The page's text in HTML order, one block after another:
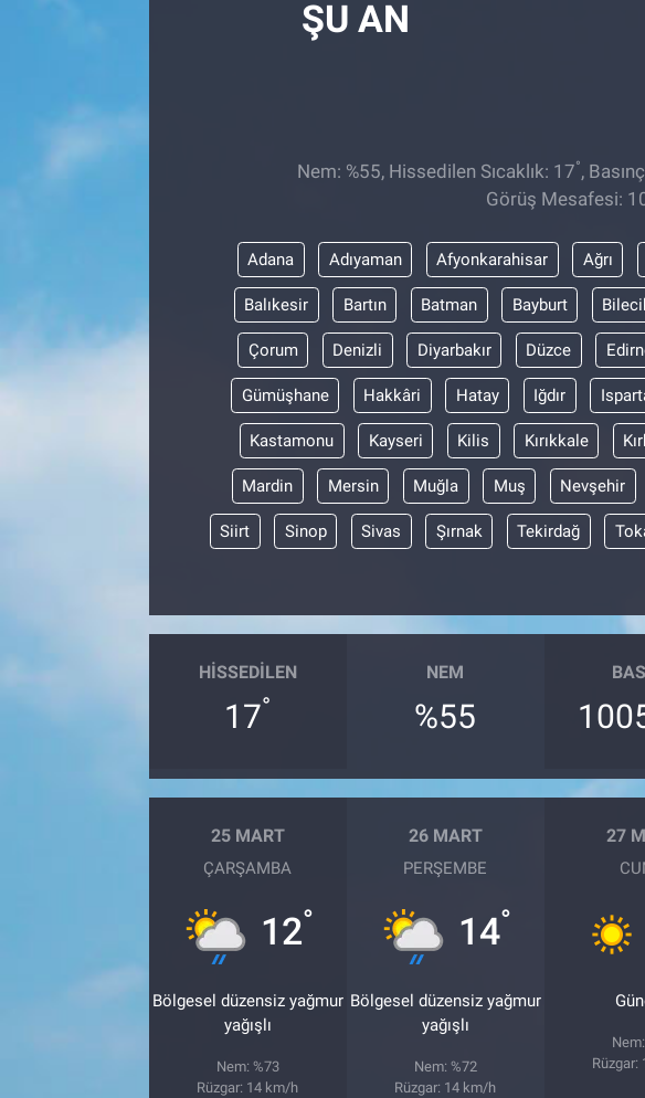
ŞU AN
Nem: %55, Hissedilen Sıcaklık: 17°,
Görüş Mesafesi:
Adana Adıyaman Afyonkarahisar Ağrı
Balıkesir Bartın Batman Bayburt
Çorum Denizli Diyarbakır Düzce
Gümüşhane Hakkâri Hatay Iğdır
Kastamonu Kayseri Kilis Kırıkkale
Mardin Mersin Muğla Muş Nevşehir
Siirt Sinop Sivas Şırnak Tekirdağ
HISSEDILEN
17°
NEM
%55
25 MART
ÇARŞAMBA
12°
Bölgesel düzensiz yağmur
yağışlı
Nem: %73
Rüzgar: 14 km/h
26 MART
PERŞEMBE
14°
Bölgesel düzensiz yağmur
yağışlı
Nem: %72
Rüzgar: 14 km/h
27
Rüzgar: